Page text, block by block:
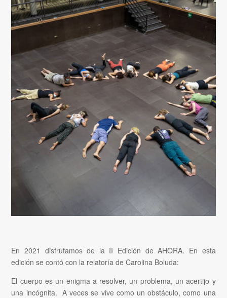
En 2021 disfrutamos de la II Edición de AHORA. En esta
edición se contó con la relatoría de Carolina Boluda:
El cuerpo es un enigma a resolver, un problema, un acertijo y
una incógnita. A veces se vive como un obstáculo, como una